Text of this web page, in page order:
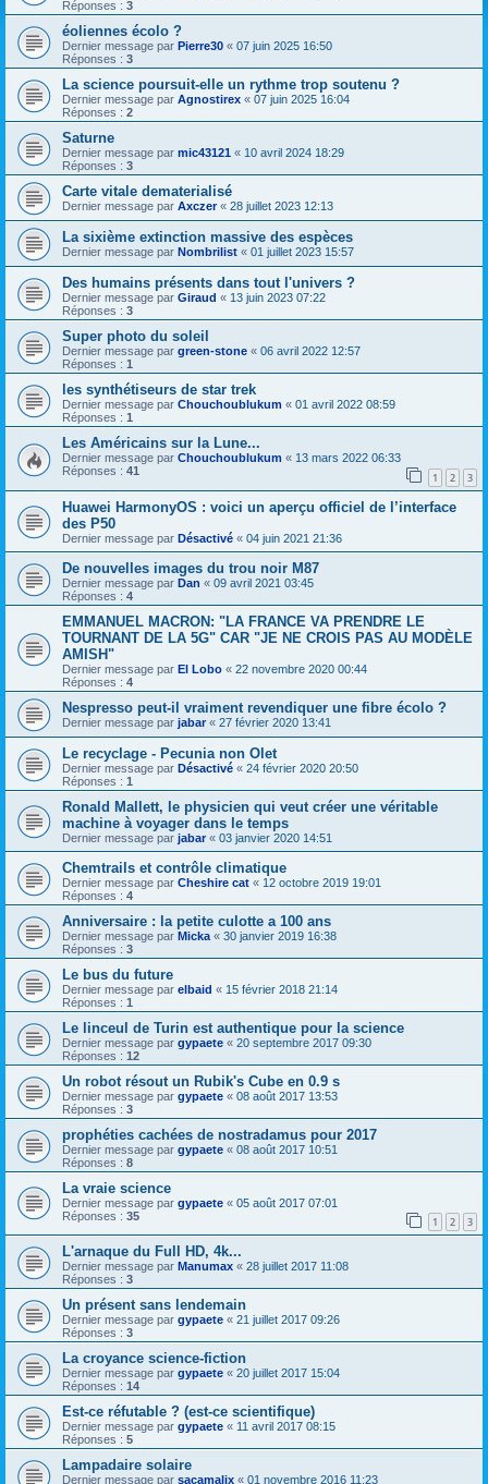
Réponses : 3
éoliennes écolo ?
Dernier message par Pierre30 « 07 juin 2025 16:50
Réponses : 3
La science poursuit-elle un rythme trop soutenu ?
Dernier message par Agnostirex « 07 juin 2025 16:04
Réponses : 2
Saturne
Dernier message par mic43121 « 10 avril 2024 18:29
Réponses : 3
Carte vitale dematerialisé
Dernier message par Axczer« 28 juillet 2023 12:13
La sixième extinction massive des espèces
Dernier message par Nombrilist « 01 juillet 2023 15:57
Des humains présents dans tout l'univers ?
Dernier message par Giraud « 13 juin 2023 07:22
Réponses : 3
Super photo du soleil
Dernier message par green-stone « 06 avril 2022 12:57
Réponses : 1
les synthétiseurs de star trek
Dernier message par Chouchoublukum « 01 avril 2022 08:59
Réponses : 1
Les Américains sur la Lune...
Dernier message par Chouchoublukum « 13 mars 2022 06:33
Réponses : 41 1 2 3
Huawei HarmonyOS : voici un aperçu officiel de l’interface
des P50
Dernier message par Désactivé « 04 juin 2021 21:36
De nouvelles images du trou noir M87
Dernier message par Dan « 09 avril 2021 03:45
Réponses : 4
EMMANUEL MACRON: "LA FRANCE VA PRENDRE LE
TOURNANT DE LA 5G" CAR "JE NE CROIS PAS AU MODÈLE
AMISH"
Dernier message par El Lobo « 22 novembre 2020 00:44
Réponses : 4
Nespresso peut-il vraiment revendiquer une fibre écolo ?
Dernier message par jabar « 27 février 2020 13:41
Le recyclage - Pecunia non Olet
Dernier message par Désactivé « 24 février 2020 20:50
Réponses : 1
Ronald Mallett, le physicien qui veut créer une véritable
machine à voyager dans le temps
Dernier message par jabar « 03 janvier 2020 14:51
Chemtrails et contrôle climatique
Dernier message par Cheshire cat « 12 octobre 2019 19:01
Réponses : 4
Anniversaire : la petite culotte a 100 ans
Dernier message par Micka « 30 janvier 2019 16:38
Réponses : 3
Le bus du future
Dernier message par elbaid « 15 février 2018 21:14
Réponses : 1
Le linceul de Turin est authentique pour la science
Dernier message par gypaete « 20 septembre 2017 09:30
Réponses : 12
Un robot résout un Rubik's Cube en 0.9 s
Dernier message par gypaete « 08 août 2017 13:53
Réponses : 3
prophéties cachées de nostradamus pour 2017
Dernier message par gypaete « 08 août 2017 10:51
Réponses : 8
La vraie science
Dernier message par gypaete « 05 août 2017 07:01
Réponses : 35 1 2 3
L'arnaque du Full HD, 4k...
Dernier message par Manumax « 28 juillet 2017 11:08
Réponses : 3
Un présent sans lendemain
Dernier message par gypaete « 21 juillet 2017 09:26
Réponses : 3
La croyance science-fiction
Dernier message par gypaete « 20 juillet 2017 15:04
Réponses : 14
Est-ce réfutable ? (est-ce scientifique)
Dernier message par gypaete « 11 avril 2017 08:15
Réponses : 5
Lampadaire solaire
Dernier message par sacamalix « 01 novembre 2016 11:23